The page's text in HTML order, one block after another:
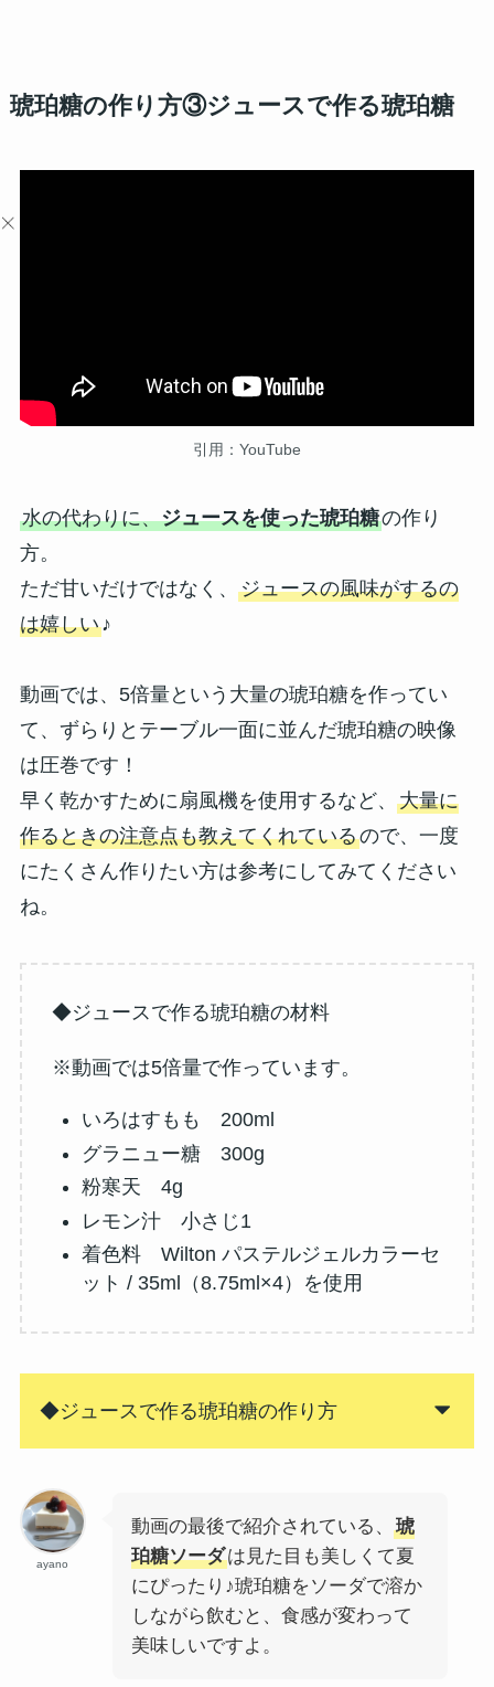
琥珀糖の作り方③ジュースで作る琥珀糖
引用：YouTube
水の代わりに、ジュースを使った琥珀糖の作り
方。
ただ甘いだけではなく、 ジュースの風味がするの
は嬉しい♪
動画では、5倍量という大量の琥珀糖を作ってい
て、ずらりとテーブル一面に並んだ琥珀糖の映像
は圧巻です！
早く乾かすために扇風機を使用するなど、 大量に
作るときの注意点も教えてくれているので、一度
にたくさん作りたい方は参考にしてみてください
ね。
◆ジュースで作る琥珀糖の材料
※動画では5倍量で作っています。
いろはすもも 200ml
グラニュー糖 300g
粉寒天 4g
レモン汁 小さじ1
着色料 Wilton パステルジェルカラーセ
ット / 35ml（8.75ml×4）を使用
◆ジュースで作る琥珀糖の作り方
ayano
動画の最後で紹介されている、
琥
珀糖ソーダは見た目も美しくて夏
にぴったり♪琥珀糖をソーダで溶か
しながら飲むと、食感が変わって
美味しいですよ。